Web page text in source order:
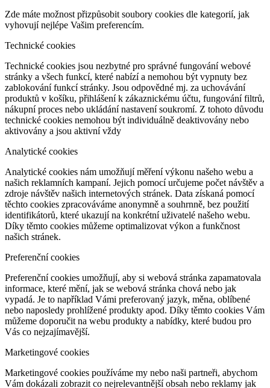
Zde máte možnost přizpůsobit soubory cookies dle kategorií, jak
vyhovují nejlépe Vašim preferencím.
Technické cookies
Technické cookies jsou nezbytné pro správné fungování webové
stránky a všech funkcí, které nabízí a nemohou být vypnuty bez
zablokování funkcí stránky. Jsou odpovědné mj. za uchovávání
produktů v košíku, přihlášení k zákaznickému účtu, fungování filtrů,
nákupní proces nebo ukládání nastavení soukromí. Z tohoto důvodu
technické cookies nemohou být individuálně deaktivovány nebo
aktivovány a jsou aktivní vždy
Analytické cookies
Analytické cookies nám umožňují měření výkonu našeho webu a
našich reklamních kampaní. Jejich pomocí určujeme počet návštěv a
zdroje návštěv našich internetových stránek. Data získaná pomocí
těchto cookies zpracováváme anonymně a souhrnně, bez použití
identifikátorů, které ukazují na konkrétní uživatelé našeho webu.
Díky těmto cookies můžeme optimalizovat výkon a funkčnost
našich stránek.
Preferenční cookies
Preferenční cookies umožňují, aby si webová stránka zapamatovala
informace, které mění, jak se webová stránka chová nebo jak
vypadá. Je to například Vámi preferovaný jazyk, měna, oblíbené
nebo naposledy prohlížené produkty apod. Díky těmto cookies Vám
můžeme doporučit na webu produkty a nabídky, které budou pro
Vás co nejzajímavější.
Marketingové cookies
Marketingové cookies používáme my nebo naši partneři, abychom
Vám dokázali zobrazit co nejrelevantnější obsah nebo reklamy jak